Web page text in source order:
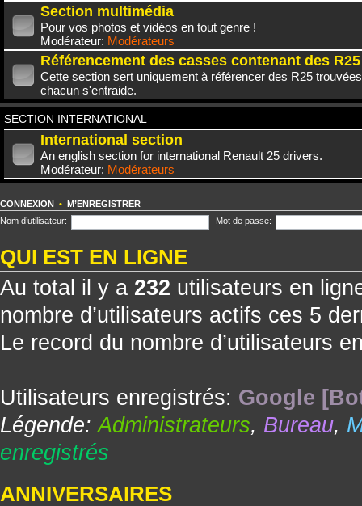
Section multimédia
Pour vos photos et vidéos en tout genre !
Modérateur: Modérateurs
Référencement des casses contenant des R25
Cette section sert uniquement à référencer des R25
chacun s'entraide.
SECTION INTERNATIONAL
International section
An english section for international Renault 25 drivers.
Modérateur: Modérateurs
CONNEXION • M’ENREGISTRER
Nom d’utilisateur:
Mot de passe:
QUI EST EN LIGNE
Au total il y a 232 utilisateurs en
nombre d’utilisateurs actifs ces 5
Le record du nombre d’utilisateurs
Utilisateurs enregistrés: Google
Légende:Administrateurs, Bureau,
enregistrés
ANNIVERSAIRES